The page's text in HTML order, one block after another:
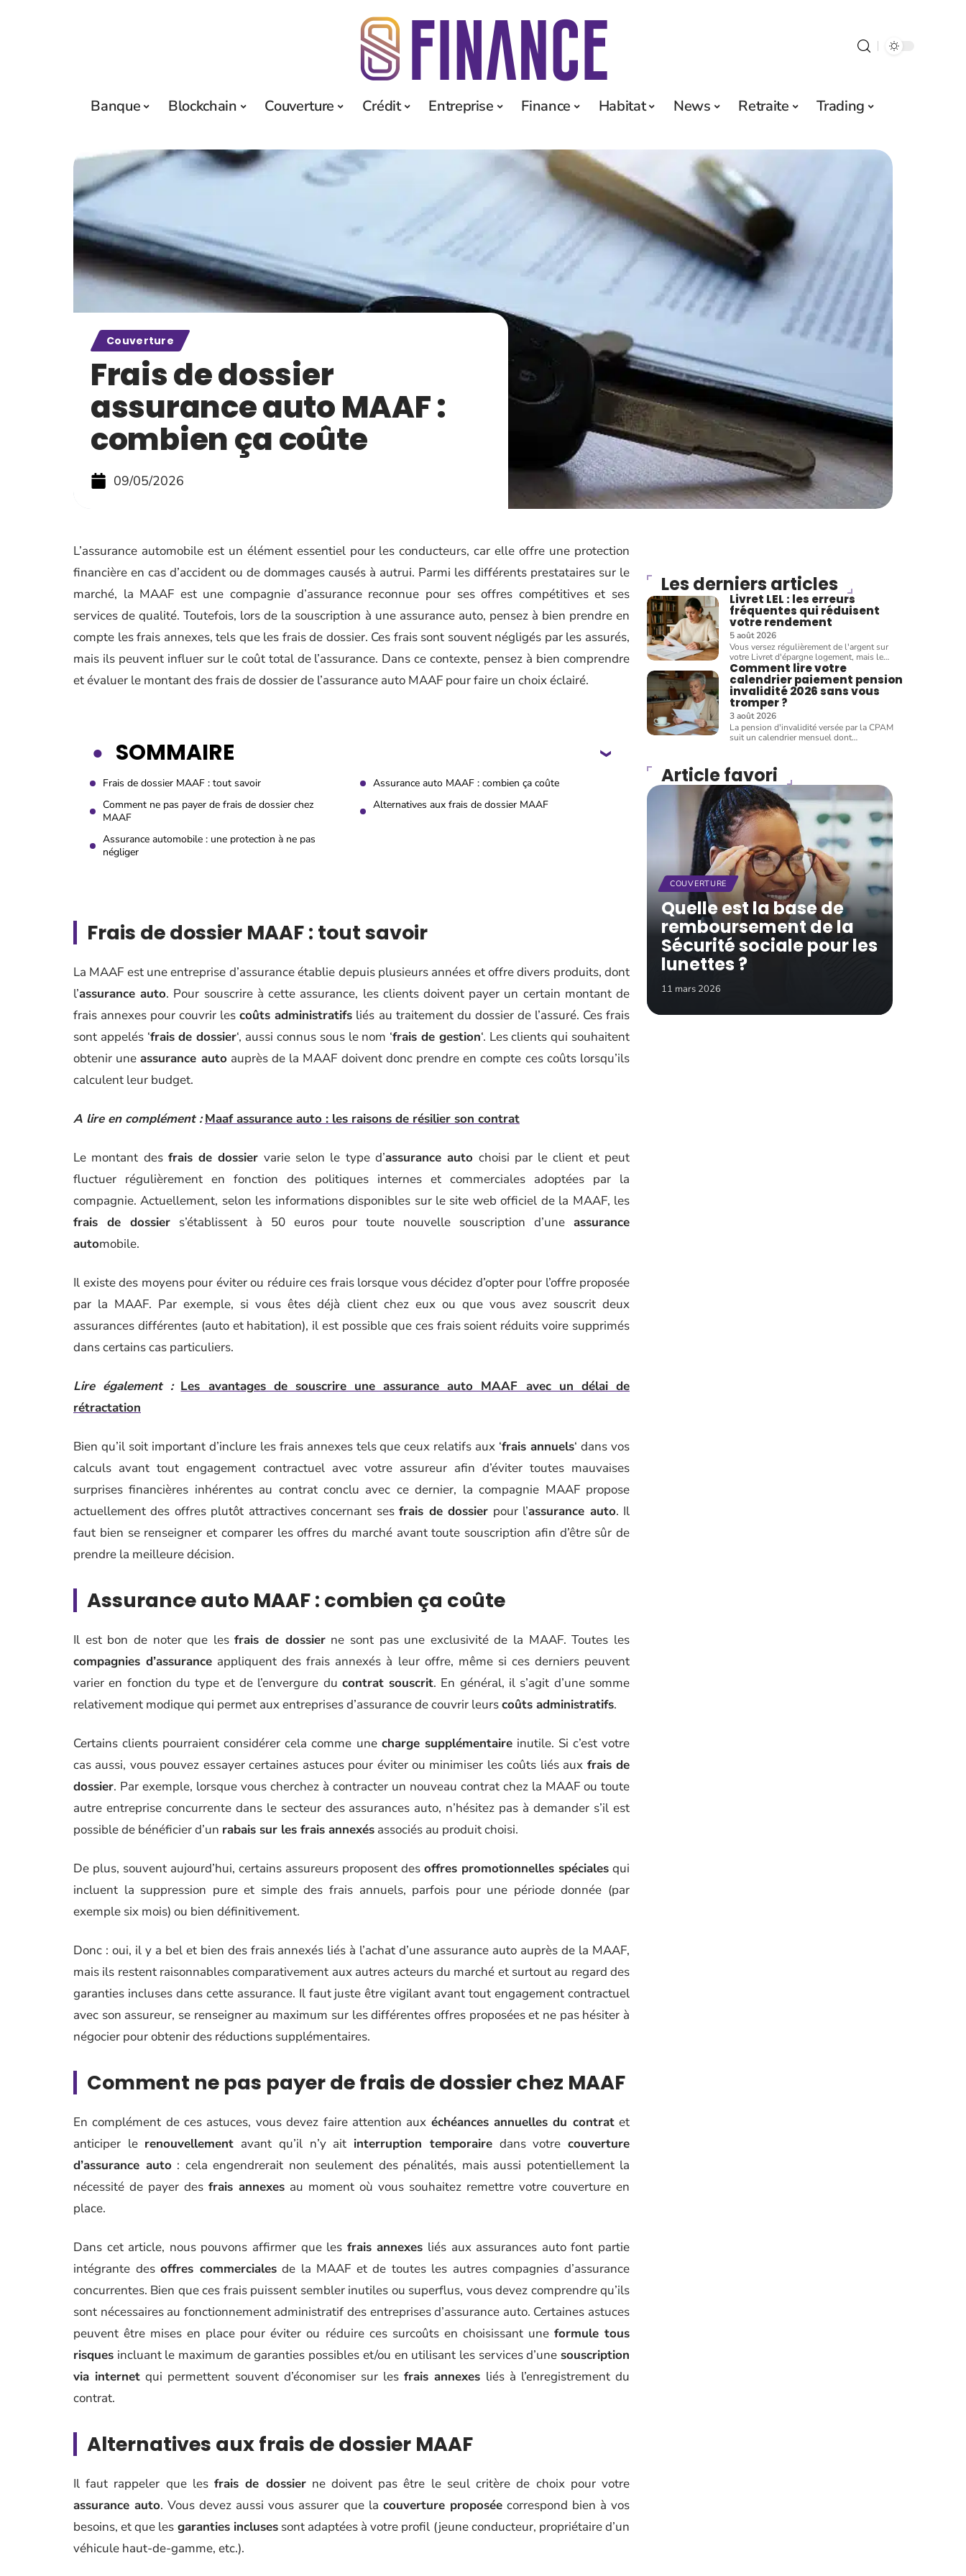
Banque Blockchain Couverture Crédit Entreprise Finance Habitat News Retraite Trading
Couverture
Frais de dossier
assurance auto MAAF :
combien ça coûte
09/05/2026
L’assurance automobile est un élément essentiel pour les conducteurs, car elle offre une protection
financière en cas d’accident ou de dommages causés à autrui. Parmi les différents prestataires sur le
marché, la MAAF est une compagnie d’assurance reconnue pour ses offres compétitives et ses
services de qualité. Toutefois, lors de la souscription à une assurance auto, pensez à bien prendre en
compte les frais annexes, tels que les frais de dossier. Ces frais sont souvent négligés par les assurés,
mais ils peuvent influer sur le coût total de l’assurance. Dans ce contexte, pensez à bien comprendre
et évaluer le montant des frais de dossier de l’assurance auto MAAF pour faire un choix éclairé.
SOMMAIRE
Frais de dossier MAAF : tout savoir
Assurance auto MAAF : combien ça coûte
Comment ne pas payer de frais de dossier chez
MAAF
Alternatives aux frais de dossier MAAF
Assurance automobile : une protection à ne pas
négliger
Frais de dossier MAAF : tout savoir
La MAAF est une entreprise d’assurance établie depuis plusieurs années et offre divers produits, dont
l’assurance auto. Pour souscrire à cette assurance, les clients doivent payer un certain montant de
frais annexes pour couvrir lescoûts administratifs liés au traitement du dossier de l’assuré. Ces frais
sont appelés ‘frais de dossier‘, aussi connus sous le nom ‘frais de gestion‘. Les clients qui souhaitent
obtenir uneassurance auto auprès de la MAAF doivent donc prendre en compte ces coûts lorsqu’ils
calculent leur budget.
A lire en complément : Maaf assurance auto : les raisons de résilier son contrat
Le montant des frais de dossier varie selon le type d’assurance auto choisi par le client et peut
fluctuer régulièrement en fonction des politiques internes et commerciales adoptées par la
compagnie. Actuellement, selon les informations disponibles sur le site web officiel de la MAAF, les
frais de dossiers’établissent à 50 euros pour toute nouvelle souscription d’uneassurance
automobile.
Il existe des moyens pour éviter ou réduire ces frais lorsque vous décidez d’opter pour l’offre proposée
par la MAAF. Par exemple, si vous êtes déjà client chez eux ou que vous avez souscrit deux
assurances différentes (auto et habitation), il est possible que ces frais soient réduits voire supprimés
dans certains cas particuliers.
Lire également : Les avantages de souscrire une assurance auto MAAF avec un délai de
rétractation
Bien qu’il soit important d’inclure les frais annexes tels que ceux relatifs aux ‘frais annuels‘ dans vos
calculs avant tout engagement contractuel avec votre assureur afin d’éviter toutes mauvaises
surprises financières inhérentes au contrat conclu avec ce dernier, la compagnie MAAF propose
actuellement des offres plutôt attractives concernant sesfrais de dossier pour l’assurance auto. Il
faut bien se renseigner et comparer les offres du marché avant toute souscription afin d’être sûr de
prendre la meilleure décision.
Assurance auto MAAF : combien ça coûte
Il est bon de noter que lesfrais de dossierne sont pas une exclusivité de la MAAF. Toutes les
compagnies d’assurance appliquent des frais annexés à leur offre, même si ces derniers peuvent
varier en fonction du type et de l’envergure du contrat souscrit. En général, il s’agit d’une somme
relativement modique qui permet aux entreprises d’assurance de couvrir leurscoûts administratifs.
Certains clients pourraient considérer cela comme une charge supplémentaireinutile. Si c’est votre
cas aussi, vous pouvez essayer certaines astuces pour éviter ou minimiser les coûts liés aux frais de
dossier. Par exemple, lorsque vous cherchez à contracter un nouveau contrat chez la MAAF ou toute
autre entreprise concurrente dans le secteur des assurances auto, n’hésitez pas à demander s’il est
possible de bénéficier d’un rabais sur les frais annexés associés au produit choisi.
De plus, souvent aujourd’hui, certains assureurs proposent des offres promotionnelles spéciales qui
incluent la suppression pure et simple des frais annuels, parfois pour une période donnée (par
exemple six mois) ou bien définitivement.
Donc : oui, il y a bel et bien des frais annexés liés à l’achat d’une assurance auto auprès de la MAAF,
mais ils restent raisonnables comparativement aux autres acteurs du marché et surtout au regard des
garanties incluses dans cette assurance. Il faut juste être vigilant avant tout engagement contractuel
avec son assureur, se renseigner au maximum sur les différentes offres proposées et ne pas hésiter à
négocier pour obtenir des réductions supplémentaires.
Comment ne pas payer de frais de dossier chez MAAF
En complément de ces astuces, vous devez faire attention aux échéances annuelles du contratet
anticiper le renouvellement avant qu’il n’y ait interruption temporairedans votrecouverture
d’assurance auto : cela engendrerait non seulement des pénalités, mais aussi potentiellement la
nécessité de payer des frais annexes au moment où vous souhaitez remettre votre couverture en
place.
Dans cet article, nous pouvons affirmer que les frais annexes liés aux assurances auto font partie
intégrante desoffres commercialesde la MAAF et de toutes les autres compagnies d’assurance
concurrentes. Bien que ces frais puissent sembler inutiles ou superflus, vous devez comprendre qu’ils
sont nécessaires au fonctionnement administratif des entreprises d’assurance auto. Certaines astuces
peuvent être mises en place pour éviter ou réduire ces surcoûts en choisissant une formule tous
risques incluant le maximum de garanties possibles et/ou en utilisant les services d’une souscription
via internet qui permettent souvent d’économiser sur lesfrais annexes liés à l’enregistrement du
contrat.
Alternatives aux frais de dossier MAAF
Il faut rappeler que lesfrais de dossierne doivent pas être le seul critère de choix pour votre
assurance auto. Vous devez aussi vous assurer que la couverture proposéecorrespond bien à vos
besoins, et que les garanties inclusessont adaptées à votre profil (jeune conducteur, propriétaire d’un
véhicule haut-de-gamme, etc.).
Les derniers articles
Livret LEL : les erreurs
fréquentes qui réduisent
votre rendement
5 août 2026
Vous versez régulièrement de l'argent sur
votre Livret d'épargne logement, mais le…
Comment lire votre
calendrier paiement pension
invalidité 2026 sans vous
tromper ?
3 août 2026
La pension d'invalidité versée par la CPAM
suit un calendrier mensuel dont…
Article favori
COUVERTURE
Quelle est la base de
remboursement de la
Sécurité sociale pour les
lunettes ?
11 mars 2026